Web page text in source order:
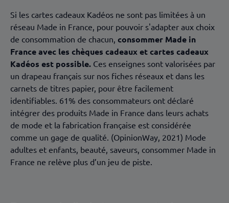
Si les cartes cadeaux Kadéos ne sont pas limitées à un
réseau Made in France, pour pouvoir s'adapter aux choix
de consommation de chacun, consommer Made in
France avec les chèques cadeaux et cartes cadeaux
Kadéos est possible. Ces enseignes sont valorisées par
un drapeau français sur nos fiches réseaux et dans les
carnets de titres papier, pour être facilement
identifiables. 61% des consommateurs ont déclaré
intégrer des produits Made in France dans leurs achats
de mode et la fabrication française est considérée
comme un gage de qualité. (OpinionWay, 2021) Mode
adultes et enfants, beauté, saveurs, consommer Made in
France ne relève plus d’un jeu de piste.